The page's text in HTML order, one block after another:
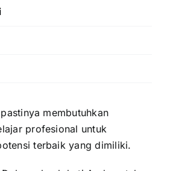
membutuhkan
profesional untuk
terbaik yang dimiliki.